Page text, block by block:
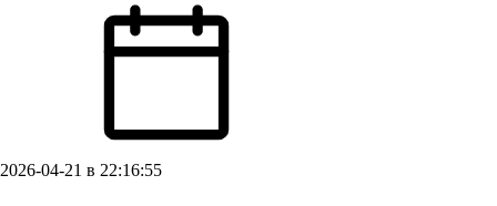
2026-04-21 в 22:16:55